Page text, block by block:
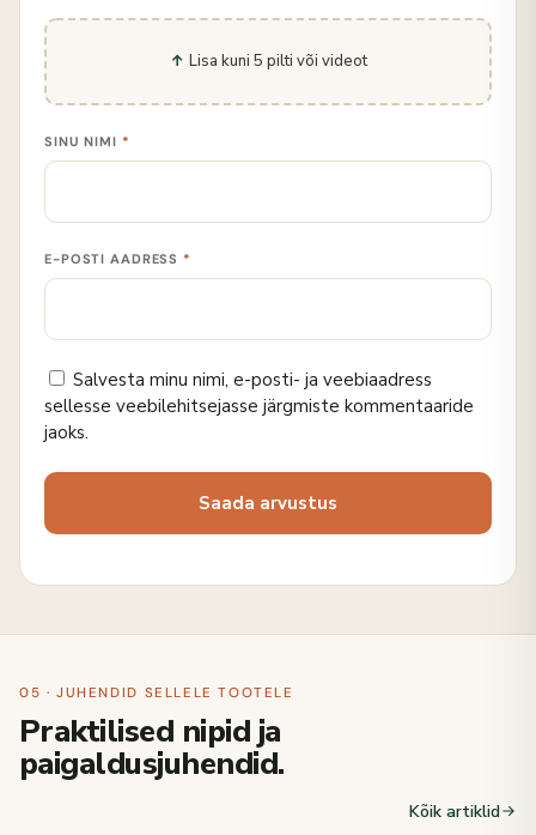
Lisa kuni 5 pilti või videot
SINU NIMI *
E-POSTI AADRESS *
Salvesta minu nimi, e-posti- ja veebiaadress
sellesse veebilehitsejasse järgmiste kommentaaride
jaoks.
05 · JUHENDID SELLELE TOOTELE
Praktilised nipid ja
paigaldusjuhendid.
Kõik artiklid